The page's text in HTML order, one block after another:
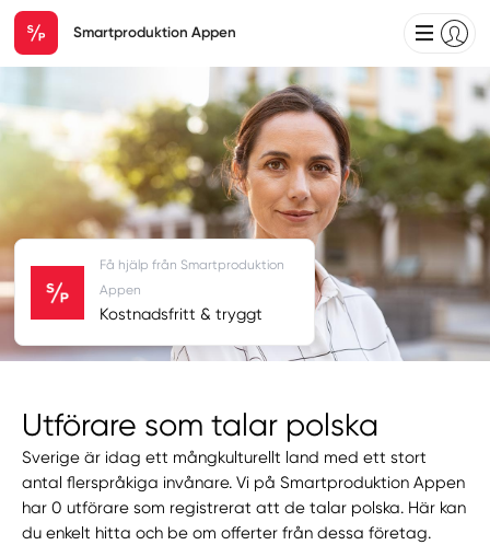
Smartproduktion Appen
Utförare som talar polska
Sverige är idag ett mångkulturellt land med ett stort
antal flerspråkiga invånare. Vi på Smartproduktion Appen
har 0 utförare som registrerat att de talar polska. Här kan
du enkelt hitta och be om offerter från dessa företag.
Få hjälp från Smartproduktion
Appen
Kostnadsfritt & tryggt